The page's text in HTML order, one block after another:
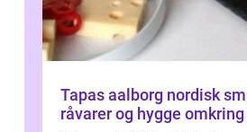
Tapas aalborg nordisk smag, lokale
råvarer og hygge